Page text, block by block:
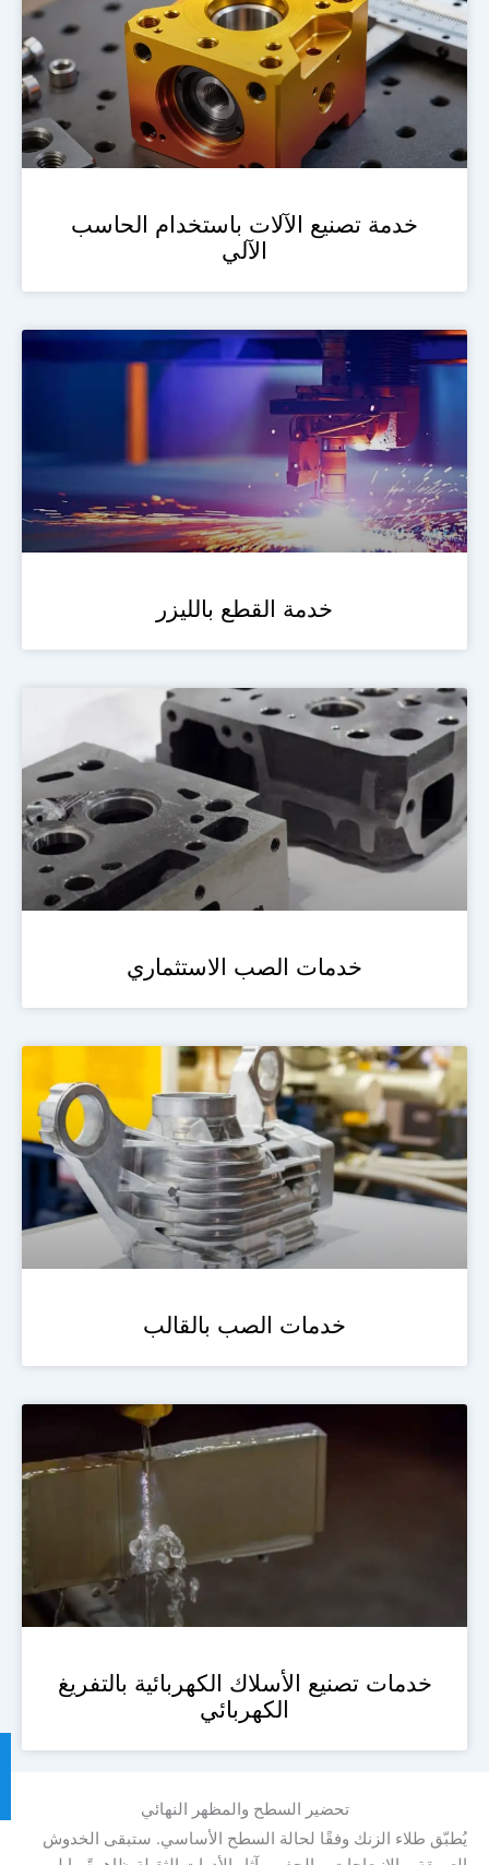
خدمة تصنيع الآلات باستخدام الحاسب
الآلي
خدمة القطع بالليزر
خدمات الصب الاستثماري
خدمات الصب بالقالب
خدمات تصنيع الأسلاك الكهربائية بالتفريغ
الكهربائي
تحضير السطح والمظهر النهائي
يُطبّق طلاء الزنك وفقًا لحالة السطح الأساسي. ستبقى الخدوش